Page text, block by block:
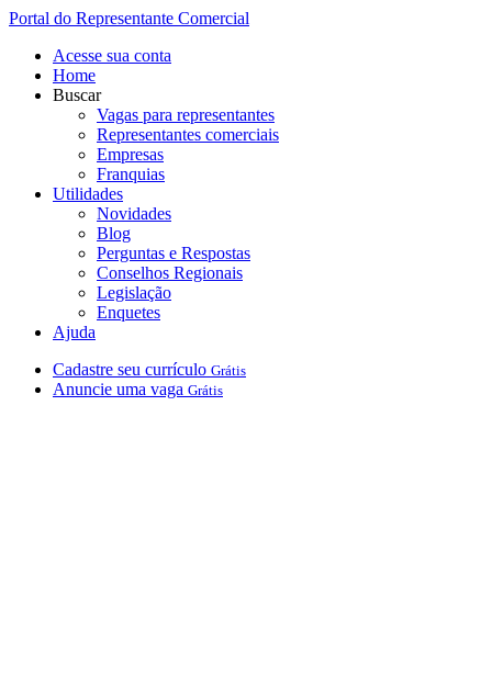
Portal do Representante Comercial
Acesse sua conta
Home
Buscar
Vagas para representantes
Representantes comerciais
Empresas
Franquias
Utilidades
Novidades
Blog
Perguntas e Respostas
Conselhos Regionais
Legislação
Enquetes
Ajuda
Cadastre seu currículo Grátis
Anuncie uma vaga Grátis